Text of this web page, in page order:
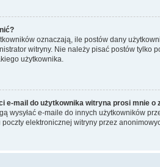
oznaczają, ile postów dany
witryny. Nie należy pisać postów tylko
użytkownika.
e-mail do użytkownika witryna prosi mnie o
wysyłać e-maile do innych użytkowników
elektronicznej witryny przez